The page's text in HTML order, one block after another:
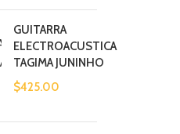
GUITARRA
ELECTROACUSTICA
TAGIMA JUNINHO
$425.00